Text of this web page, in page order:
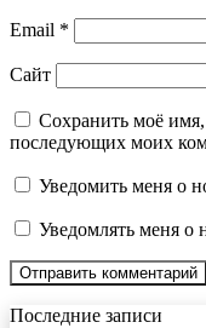
Email *
Сайт
Сохранить моё имя,
последующих моих
Уведомить меня о
Уведомлять меня о
Последние записи